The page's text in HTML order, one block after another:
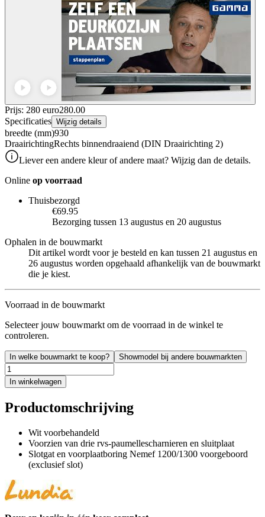
Prijs: 280 euro280.00
Specificaties Wijzig details
breedte (mm)930
DraairichtingRechts binnendraaiend (DIN Draairichting 2)
Liever een andere kleur of andere maat? Wijzig dan de details.
Online op voorraad
Thuisbezorgd
€69.95
Bezorging tussen 13 augustus en 20 augustus
Ophalen in de bouwmarkt
Dit artikel wordt voor je besteld en kan tussen 21 augustus en
26 augustus worden opgehaald afhankelijk van de bouwmarkt
die je kiest.
Voorraad in de bouwmarkt
Selecteer jouw bouwmarkt om de voorraad in de winkel te
controleren.
In welke bouwmarkt te koop? Showmodel bij andere bouwmarkten
In winkelwagen
Productomschrijving
Wit voorbehandeld
Voorzien van drie rvs-paumellescharnieren en sluitplaat
Slotgat en voorplaatboring Nemef 1200/1300 voorgeboord
(exclusief slot)